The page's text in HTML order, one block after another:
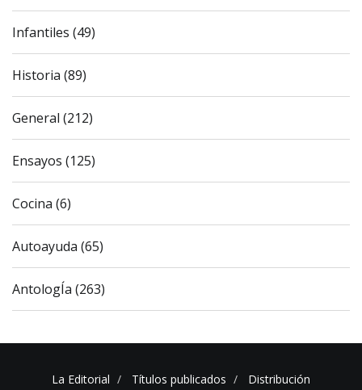
Infantiles (49)
Historia (89)
General (212)
Ensayos (125)
Cocina (6)
Autoayuda (65)
AntologÍa (263)
La Editorial Títulos publicados
Distribución